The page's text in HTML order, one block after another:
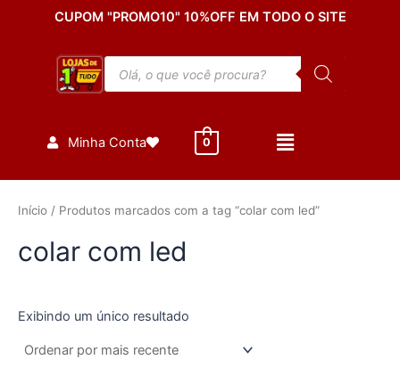
CUPOM "PROMO10" 10%OFF EM TODO O SITE
Pesquisar
produtos
Minha Conta 0
Início / Produtos marcados com a tag “colar com led”
colar com led
Exibindo um único resultado